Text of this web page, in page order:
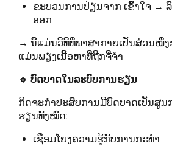
ຂະບວນການປ່ຽນຈາກ ເຂົ້າໃຈ →
ອອກ
→ ນີ້ແມ່ນວິທີທີ່ພາສາກາຍເປັນສ່ວນໜຶ່ງ
ແມ່ນພຽງເນື້ອຫາທີ່ຖືກຈື່ຈຳ
🔹 ບົດບາດໃນລະບົບການຮຽນ
ກິດຈະກຳປະສົບການມີບົດບາດເປັນສູນ
ຮຽນທັງໝົດ:
ເຊື່ອມໂຍງຄວາມຮູ້ກັບການກະທຳ